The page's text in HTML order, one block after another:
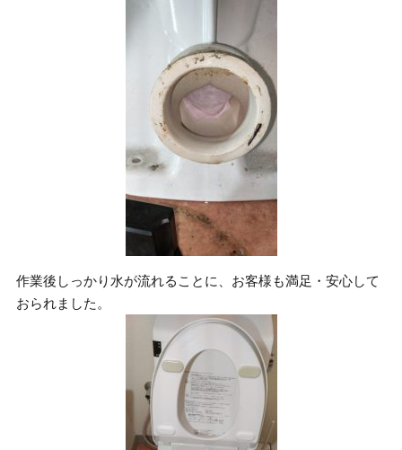
作業後しっかり水が流れることに、お客様も満足・安心して
おられました。